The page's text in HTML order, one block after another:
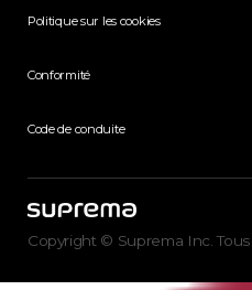
Politique sur les cookies
Conformité
Code de conduite
Copyright © Suprema Inc. Tous